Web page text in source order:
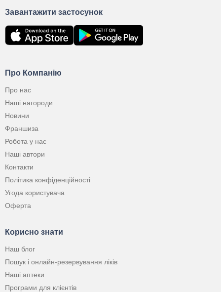
Про Компанію
Про нас
Наші нагороди
Новини
Франшиза
Робота у нас
Наші автори
Контакти
Політика конфіденційності
Угода користувача
Оферта
Корисно знати
Наш блог
Пошук і онлайн-резервування ліків
Наші аптеки
Програми для клієнтів
Завантажити застосунок